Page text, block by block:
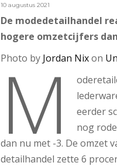
10 augustus 2021
De modedetailhandel
hogere omzetcijfers
Photo by Jordan Nixon
M
eerder
nog
dan nu met -3. De omzet
detailhandel zette 6